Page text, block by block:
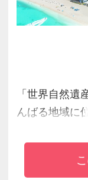
「世界自然遺
んばる地域に
約10万平米の
コテージ＆ヴ
潮風が誘う多